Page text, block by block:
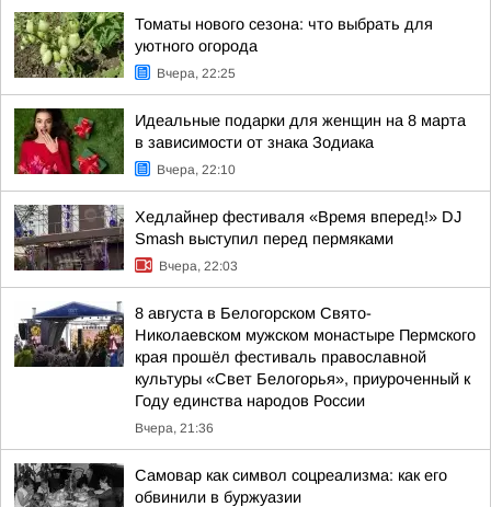
Томаты нового сезона: что выбрать для
уютного огорода
Вчера, 22:25
Идеальные подарки для женщин на 8 марта
в зависимости от знака Зодиака
Вчера, 22:10
Хедлайнер фестиваля «Время вперед!» DJ
Smash выступил перед пермяками
Вчера, 22:03
8 августа в Белогорском Свято-
Николаевском мужском монастыре Пермского
края прошёл фестиваль православной
культуры «Свет Белогорья», приуроченный к
Году единства народов России
Вчера, 21:36
Самовар как символ соцреализма: как его
обвинили в буржуазии